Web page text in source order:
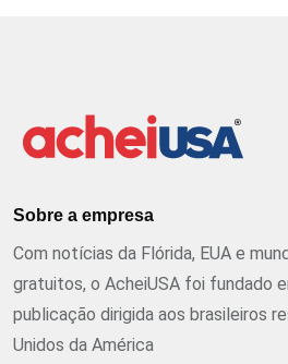
Sobre a empresa
Com notícias da Flórida, EUA e
gratuitos, o AcheiUSA foi fundado
publicação dirigida aos brasileiros
Unidos da América